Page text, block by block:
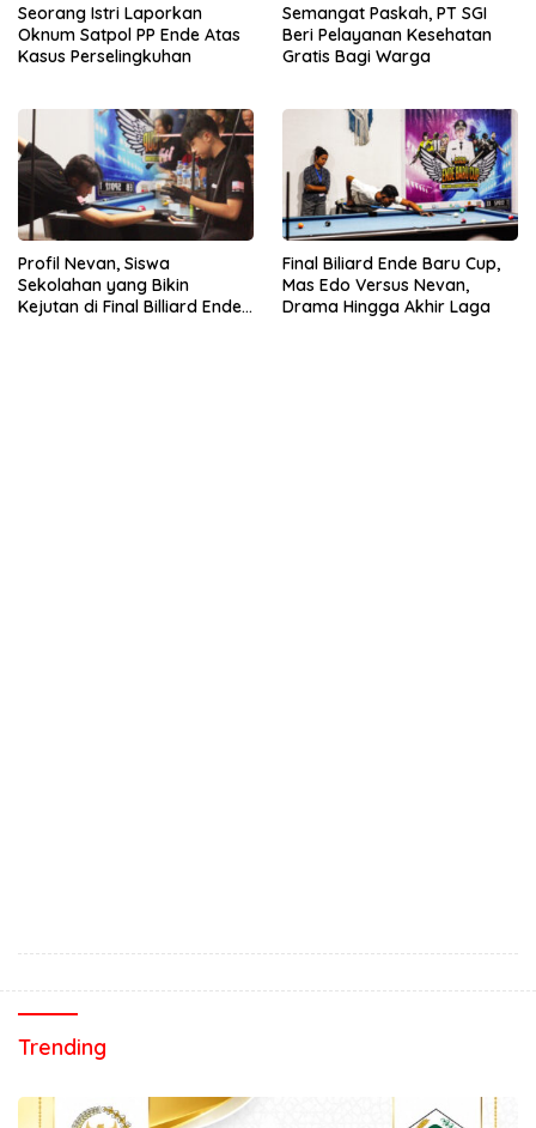
Seorang Istri Laporkan
Oknum Satpol PP Ende Atas
Kasus Perselingkuhan
Semangat Paskah, PT SGI
Beri Pelayanan Kesehatan
Gratis Bagi Warga
Profil Nevan, Siswa
Sekolahan yang Bikin
Kejutan di Final Billiard Ende
Final Biliard Ende Baru Cup,
Mas Edo Versus Nevan,
Drama Hingga Akhir Laga
Trending